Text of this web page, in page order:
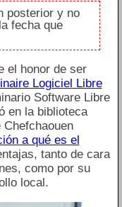
posterior y no
fecha que
el honor de ser
Logiciel Libre
Software Libre
en la biblioteca
a qué es el
tanto de cara
como por su
local.